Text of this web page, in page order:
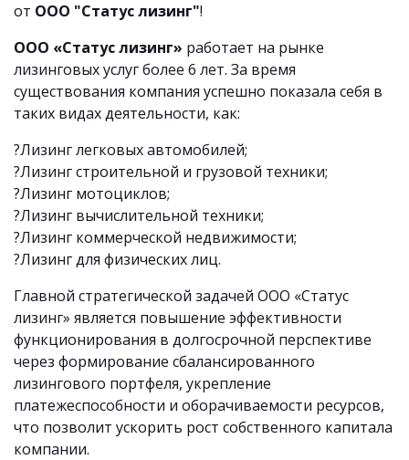
от ООО "Статус лизинг"!
ООО «Статус лизинг» работает на рынке
лизинговых услуг более 6 лет. За время
существования компания успешно показала себя в
таких видах деятельности, как:
?Лизинг легковых автомобилей;
?Лизинг строительной и грузовой техники;
?Лизинг мотоциклов;
?Лизинг вычислительной техники;
?Лизинг коммерческой недвижимости;
?Лизинг для физических лиц.
Главной стратегической задачей ООО «Статус
лизинг» является повышение эффективности
функционирования в долгосрочной перспективе
через формирование сбалансированного
лизингового портфеля, укрепление
платежеспособности и оборачиваемости ресурсов,
что позволит уcкорить рост собственного капитала
компании.